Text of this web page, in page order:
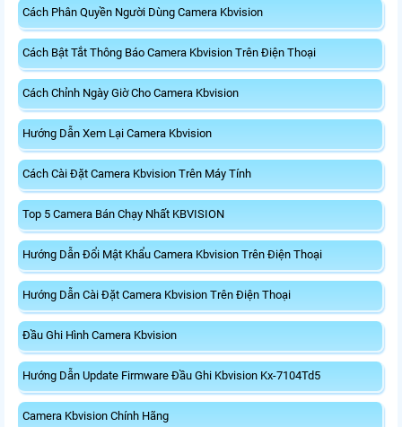
Cách Phân Quyền Người Dùng Camera Kbvision
Cách Bật Tắt Thông Báo Camera Kbvision Trên Điện Thoại
Cách Chỉnh Ngày Giờ Cho Camera Kbvision
Hướng Dẫn Xem Lại Camera Kbvision
Cách Cài Đặt Camera Kbvision Trên Máy Tính
Top 5 Camera Bán Chạy Nhất KBVISION
Hướng Dẫn Đổi Mật Khẩu Camera Kbvision Trên Điện Thoại
Hướng Dẫn Cài Đặt Camera Kbvision Trên Điện Thoại
Đầu Ghi Hình Camera Kbvision
Hướng Dẫn Update Firmware Đầu Ghi Kbvision Kx-7104Td5
Camera Kbvision Chính Hãng